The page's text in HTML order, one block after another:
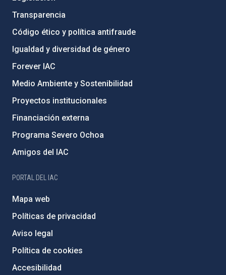
Transparencia
Código ético y política antifraude
Igualdad y diversidad de género
Forever IAC
Medio Ambiente y Sostenibilidad
Proyectos institucionales
Financiación externa
Programa Severo Ochoa
Amigos del IAC
PORTAL DEL IAC
Mapa web
Políticas de privacidad
Aviso legal
Política de cookies
Accesibilidad